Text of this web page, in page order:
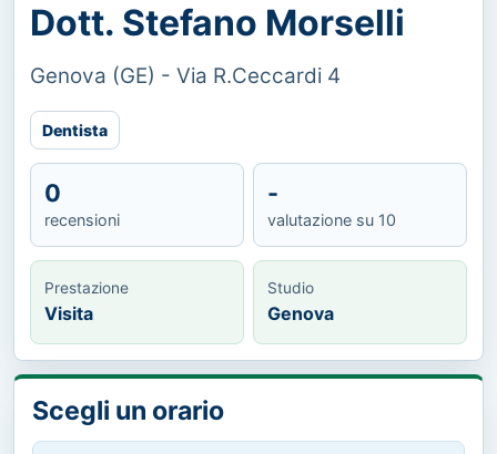
Dott. Stefano Morselli
Genova (GE) - Via R.Ceccardi 4
Dentista
0
recensioni
-
valutazione su 10
Prestazione
Visita
Studio
Genova
Scegli un orario